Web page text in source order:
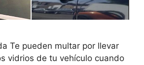
Te pueden multar por llevar
vidrios de tu vehículo cuando